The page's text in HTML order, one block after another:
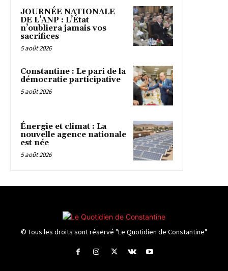
JOURNÉE NATIONALE
DE L’ANP : L’État
n’oubliera jamais vos
sacrifices
5 août 2026
Constantine : Le pari de la
démocratie participative
5 août 2026
Énergie et climat : La
nouvelle agence nationale
est née
5 août 2026
© Tous les droits sont réservé "Le Quotidien de Constantine"